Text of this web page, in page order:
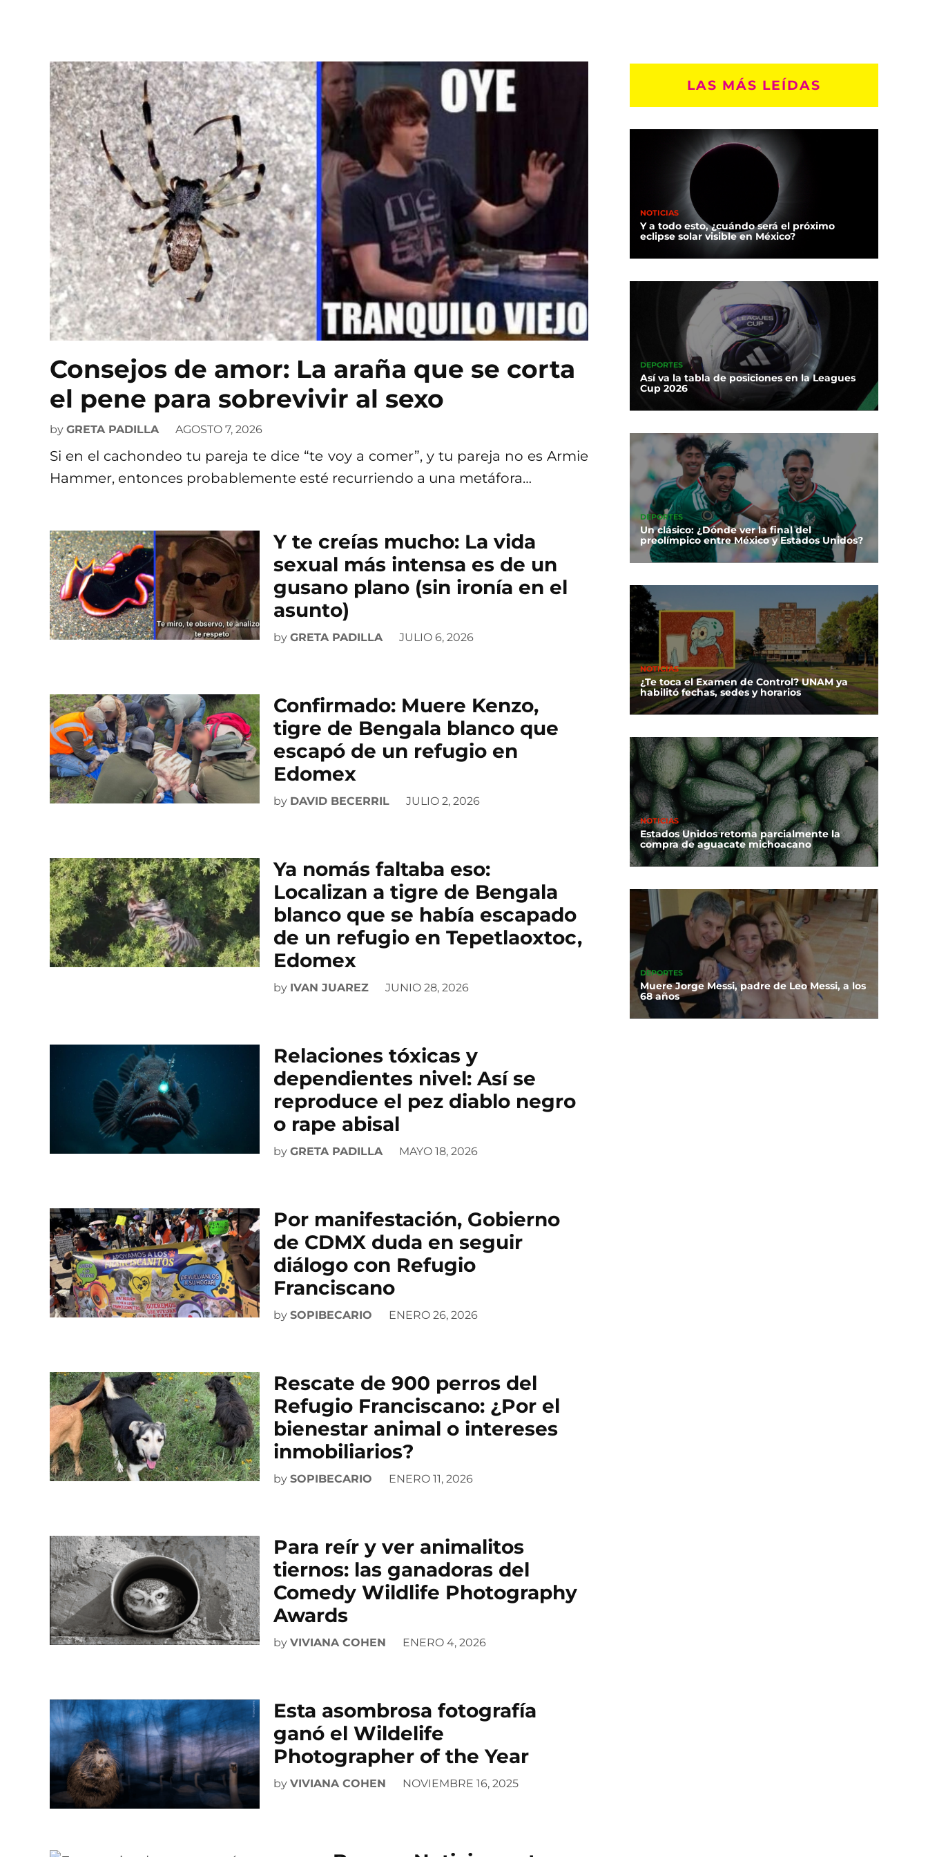
Consejos de amor: La araña que se corta
el pene para sobrevivir al sexo
by GRETA PADILLA AGOSTO 7, 2026
Si en el cachondeo tu pareja te dice “te voy a comer”, y tu pareja no es Armie
Hammer, entonces probablemente esté recurriendo a una metáfora…
Y te creías mucho: La vida
sexual más intensa es de un
gusano plano (sin ironía en el
asunto)
by GRETA PADILLA JULIO 6, 2026
Confirmado: Muere Kenzo,
tigre de Bengala blanco que
escapó de un refugio en
Edomex
by DAVID BECERRIL JULIO 2, 2026
Ya nomás faltaba eso:
Localizan a tigre de Bengala
blanco que se había escapado
de un refugio en Tepetlaoxtoc,
Edomex
by IVAN JUAREZ JUNIO 28, 2026
Relaciones tóxicas y
dependientes nivel: Así se
reproduce el pez diablo negro
o rape abisal
by GRETA PADILLA MAYO 18, 2026
Por manifestación, Gobierno
de CDMX duda en seguir
diálogo con Refugio
Franciscano
by SOPIBECARIO ENERO 26, 2026
Rescate de 900 perros del
Refugio Franciscano: ¿Por el
bienestar animal o intereses
inmobiliarios?
by SOPIBECARIO ENERO 11, 2026
Para reír y ver animalitos
tiernos: las ganadoras del
Comedy Wildlife Photography
Awards
by VIVIANA COHEN ENERO 4, 2026
Esta asombrosa fotografía
ganó el Wildelife
Photographer of the Year
by VIVIANA COHEN NOVIEMBRE 16, 2025
LAS MÁS LEÍDAS
NOTICIAS
Y a todo esto, ¿cuándo será el próximo
eclipse solar visible en México?
DEPORTES
Así va la tabla de posiciones en la Leagues
Cup 2026
DEPORTES
Un clásico: ¿Dónde ver la final del
preolímpico entre México y Estados Unidos?
NOTICIAS
¿Te toca el Examen de Control? UNAM ya
habilitó fechas, sedes y horarios
NOTICIAS
Estados Unidos retoma parcialmente la
compra de aguacate michoacano
DEPORTES
Muere Jorge Messi, padre de Leo Messi, a los
68 años